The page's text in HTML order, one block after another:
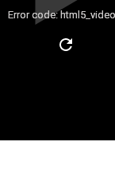
Error code: